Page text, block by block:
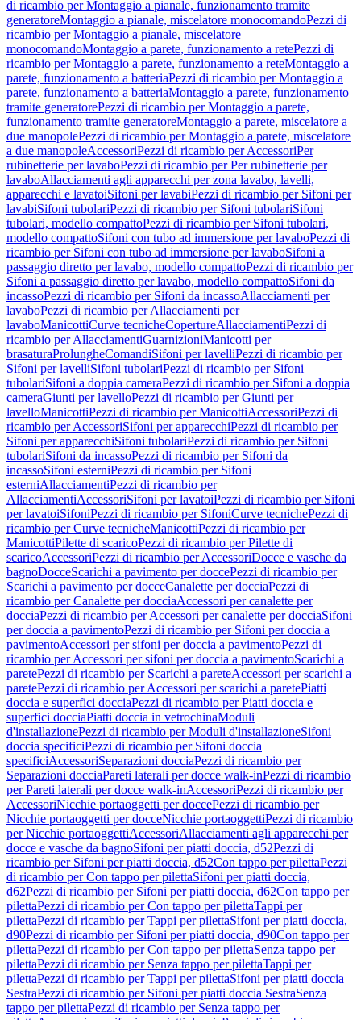
di ricambio per Montaggio a pianale, funzionamento tramite
generatoreMontaggio a pianale, miscelatore monocomandoPezzi di
ricambio per Montaggio a pianale, miscelatore
monocomandoMontaggio a parete, funzionamento a retePezzi di
ricambio per Montaggio a parete, funzionamento a reteMontaggio a
parete, funzionamento a batteriaPezzi di ricambio per Montaggio a
parete, funzionamento a batteriaMontaggio a parete, funzionamento
tramite generatorePezzi di ricambio per Montaggio a parete,
funzionamento tramite generatoreMontaggio a parete, miscelatore a
due manopolePezzi di ricambio per Montaggio a parete, miscelatore
a due manopoleAccessoriPezzi di ricambio per AccessoriPer
rubinetterie per lavaboPezzi di ricambio per Per rubinetterie per
lavaboAllacciamenti agli apparecchi per zona lavabo, lavelli,
apparecchi e lavatoiSifoni per lavabiPezzi di ricambio per Sifoni per
lavabiSifoni tubolariPezzi di ricambio per Sifoni tubolariSifoni
tubolari, modello compattoPezzi di ricambio per Sifoni tubolari,
modello compattoSifoni con tubo ad immersione per lavaboPezzi di
ricambio per Sifoni con tubo ad immersione per lavaboSifoni a
passaggio diretto per lavabo, modello compattoPezzi di ricambio per
Sifoni a passaggio diretto per lavabo, modello compattoSifoni da
incassoPezzi di ricambio per Sifoni da incassoAllacciamenti per
lavaboPezzi di ricambio per Allacciamenti per
lavaboManicottiCurve tecnicheCopertureAllacciamentiPezzi di
ricambio per AllacciamentiGuarnizioniManicotti per
brasaturaProlungheComandiSifoni per lavelliPezzi di ricambio per
Sifoni per lavelliSifoni tubolariPezzi di ricambio per Sifoni
tubolariSifoni a doppia cameraPezzi di ricambio per Sifoni a doppia
cameraGiunti per lavelloPezzi di ricambio per Giunti per
lavelloManicottiPezzi di ricambio per ManicottiAccessoriPezzi di
ricambio per AccessoriSifoni per apparecchiPezzi di ricambio per
Sifoni per apparecchiSifoni tubolariPezzi di ricambio per Sifoni
tubolariSifoni da incassoPezzi di ricambio per Sifoni da
incassoSifoni esterniPezzi di ricambio per Sifoni
esterniAllacciamentiPezzi di ricambio per
AllacciamentiAccessoriSifoni per lavatoiPezzi di ricambio per Sifoni
per lavatoiSifoniPezzi di ricambio per SifoniCurve tecnichePezzi di
ricambio per Curve tecnicheManicottiPezzi di ricambio per
ManicottiPilette di scaricoPezzi di ricambio per Pilette di
scaricoAccessoriPezzi di ricambio per AccessoriDocce e vasche da
bagnoDocceScarichi a pavimento per doccePezzi di ricambio per
Scarichi a pavimento per docceCanalette per docciaPezzi di
ricambio per Canalette per docciaAccessori per canalette per
docciaPezzi di ricambio per Accessori per canalette per docciaSifoni
per doccia a pavimentoPezzi di ricambio per Sifoni per doccia a
pavimentoAccessori per sifoni per doccia a pavimentoPezzi di
ricambio per Accessori per sifoni per doccia a pavimentoScarichi a
paretePezzi di ricambio per Scarichi a pareteAccessori per scarichi a
paretePezzi di ricambio per Accessori per scarichi a paretePiatti
doccia e superfici docciaPezzi di ricambio per Piatti doccia e
superfici docciaPiatti doccia in vetrochinaModuli
d'installazionePezzi di ricambio per Moduli d'installazioneSifoni
doccia specificiPezzi di ricambio per Sifoni doccia
specificiAccessoriSeparazioni docciaPezzi di ricambio per
Separazioni docciaPareti laterali per docce walk-inPezzi di ricambio
per Pareti laterali per docce walk-inAccessoriPezzi di ricambio per
AccessoriNicchie portaoggetti per doccePezzi di ricambio per
Nicchie portaoggetti per docceNicchie portaoggettiPezzi di ricambio
per Nicchie portaoggettiAccessoriAllacciamenti agli apparecchi per
docce e vasche da bagnoSifoni per piatti doccia, d52Pezzi di
ricambio per Sifoni per piatti doccia, d52Con tappo per pilettaPezzi
di ricambio per Con tappo per pilettaSifoni per piatti doccia,
d62Pezzi di ricambio per Sifoni per piatti doccia, d62Con tappo per
pilettaPezzi di ricambio per Con tappo per pilettaTappi per
pilettaPezzi di ricambio per Tappi per pilettaSifoni per piatti doccia,
d90Pezzi di ricambio per Sifoni per piatti doccia, d90Con tappo per
pilettaPezzi di ricambio per Con tappo per pilettaSenza tappo per
pilettaPezzi di ricambio per Senza tappo per pilettaTappi per
pilettaPezzi di ricambio per Tappi per pilettaSifoni per piatti doccia
SestraPezzi di ricambio per Sifoni per piatti doccia SestraSenza
tappo per pilettaPezzi di ricambio per Senza tappo per